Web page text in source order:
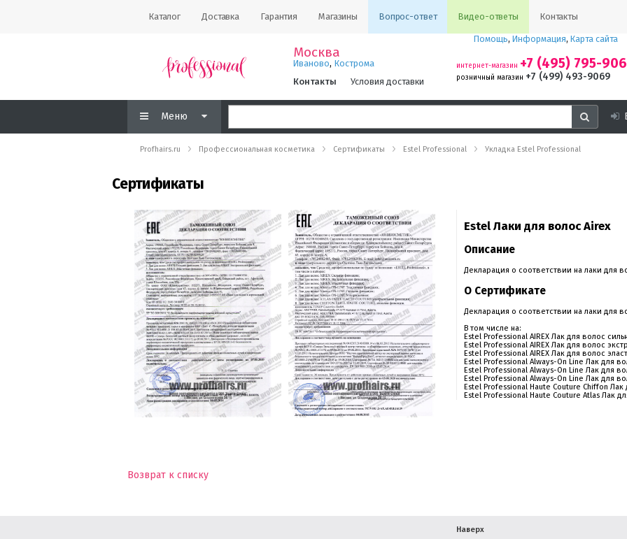
Каталог Доставка Гарантия Магазины Вопрос-ответ Видео-ответы Контакты
Москва
Иваново, Кострома
Контакты
Условия доставки
Помощь, Информация, Карта сайта
интернет-магазин +7 (495) 795-
розничный магазин +7 (499) 493-9069
Меню
Profhairs.ru Профессиональная косметика Сертификаты Estel Professional Укладка Estel Professional
Сертификаты
Estel Лаки для волос Airex
Описание
Декларация о соответствии на лаки для
О Сертификате
Декларация о соответствии на лаки для
В том числе на:
Estel Professional AIREX Лак для волос
Estel Professional AIREX Лак для волос
Estel Professional AIREX Лак для волос
Estel Professional Always-On Line Лак для
Estel Professional Always-On Line Лак для
Estel Professional Always-On Line Лак для
Estel Professional Haute Couture Chiffon
Estel Professional Haute Couture Atlas Лак
Возврат к списку
Наверх